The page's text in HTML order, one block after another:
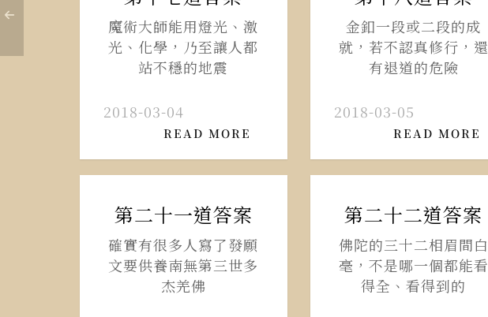
魔術大師能用燈光、激
光、化學，乃至讓人都
站不穩的地震
2018-03-04
READ MORE
金釦一段或二段的成
就，若不認真修行，還
有退道的危險
2018-03-05
READ MORE
第二十一道答案
確實有很多人寫了發願
文要供養南無第三世多
杰羌佛
第二十二道答案
佛陀的三十二相眉間白
毫，不是哪一個都能看
得全、看得到的